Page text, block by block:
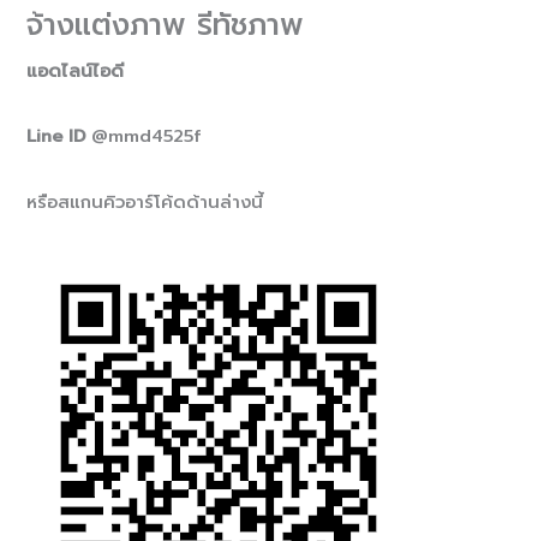
จ้างแต่งภาพ รีทัชภาพ
แอดไลน์ไอดี
Line ID @mmd4525f
หรือสแกนคิวอาร์โค้ดด้านล่างนี้